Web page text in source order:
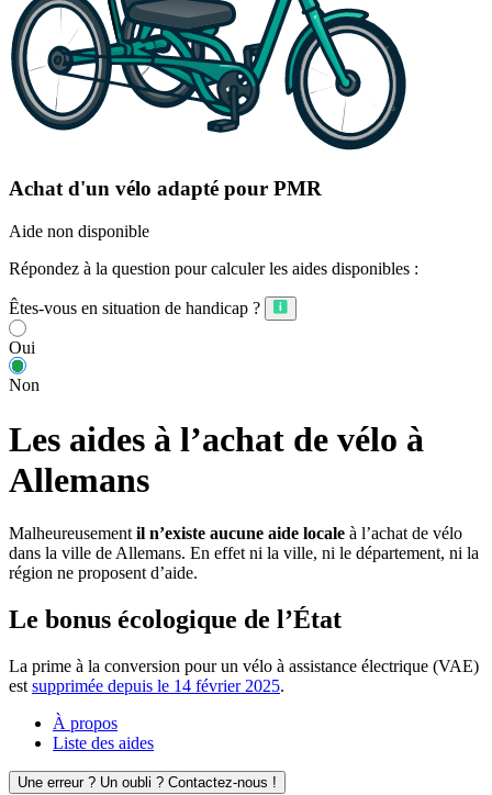
Achat d'un vélo adapté pour PMR
Aide non disponible
Répondez à la question pour calculer les aides disponibles :
Êtes-vous en situation de handicap ?
Oui
Non
Les aides à l’achat de vélo à
Allemans
Malheureusement il n’existe aucune aide locale à l’achat de vélo
dans la ville de Allemans. En effet ni la ville, ni le département, ni la
région ne proposent d’aide.
Le bonus écologique de l’État
La prime à la conversion pour un vélo à assistance électrique (VAE)
est supprimée depuis le 14 février 2025.
À propos
Liste des aides
Une erreur ? Un oubli ? Contactez-nous !